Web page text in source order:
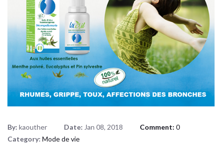
By: kaouther Date: Jan 08, 2018 Comment: 0
Category: Mode de vie